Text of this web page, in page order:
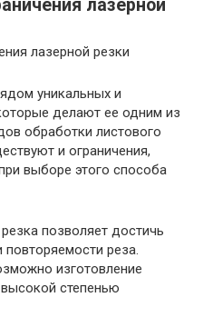
лазерной
уникальных и
делают ее одним из
обработки листового
и ограничения,
выборе этого способа
позволяет достичь
реза.
изготовление
степенью